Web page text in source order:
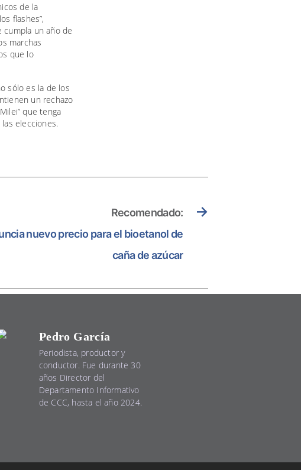
de la
flashes”,
cumpla un año de
marchas
que lo
sólo es la de los
un rechazo
que tenga
elecciones.
→
Recomendado:
nuevo precio para el bioetanol de
caña de azúcar
Pedro García
Periodista, productor y
conductor. Fue durante 30
años Director del
Departamento Informativo
de CCC, hasta el año 2024.